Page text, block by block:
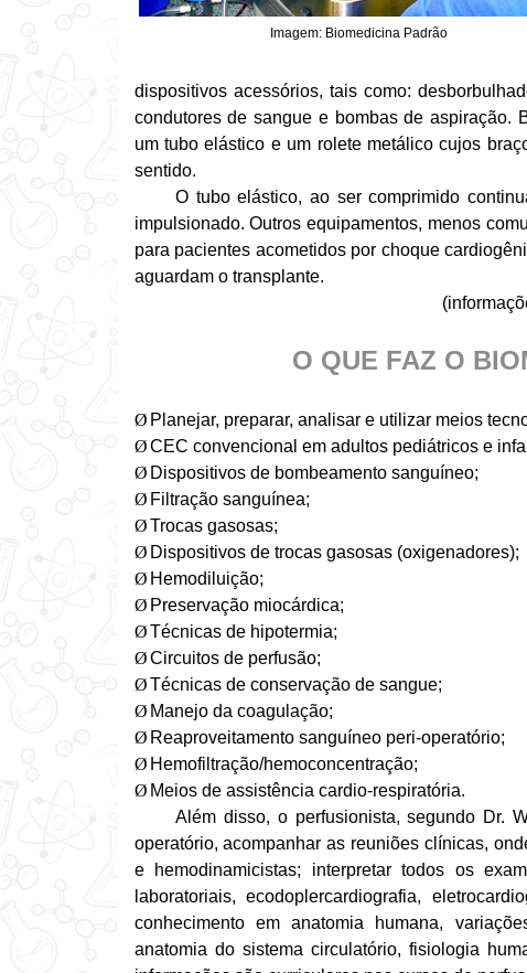
Imagem: Biomedicina Padrão
dispositivos acessórios, tais como:
condutores de sangue e bombas de aspiração.
um tubo elástico e um rolete metálico cujos
sentido.
O tubo elástico, ao ser comprimido
impulsionado. Outros equipamentos, menos
para pacientes acometidos por choque
aguardam o transplante.
O QUE FAZ O
Ø Planejar, preparar, analisar e utilizar meios
ØCEC convencional em adultos pediátricos e
Ø Dispositivos de bombeamento sanguíneo;
Ø Filtração sanguínea;
ØTrocas gasosas;
Ø Dispositivos de trocas gasosas (oxigenadores);
Ø Hemodiluição;
Ø Preservação miocárdica;
ØTécnicas de hipotermia;
ØCircuitos de perfusão;
ØTécnicas de conservação de sangue;
Ø Manejo da coagulação;
Ø Reaproveitamento sanguíneo peri-operatório;
Ø Hemofiltração/hemoconcentração;
Ø Meios de assistência cardio-respiratória.
Além disso, o perfusionista, segundo Dr.
operatório, acompanhar as reuniões clínicas,
e hemodinamicistas; interpretar todos os
laboratoriais, ecodoplercardiografia,
conhecimento em anatomia humana,
anatomia do sistema circulatório, fisiologia